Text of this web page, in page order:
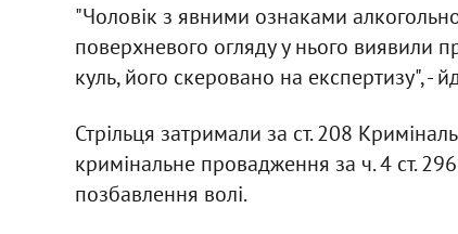
"Чоловік з явними ознаками
поверхневого огляду у нього виявили
куль, його скеровано на експертизу", -
Стрільця затримали за ст. 208
кримінальне провадження за ч. 4 ст. 296
позбавлення волі.